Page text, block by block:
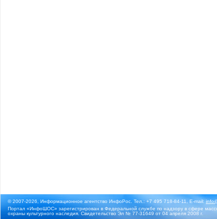
© 2007-2026, Информационное агентство ИнфоРос. Тел.: +7 495 718-84-11, E-mail:
Портал «ИнфоШОС» зарегистрирован в Федеральной службе по надзору в сфере
охраны культурного наследия. Свидетельство Эл № 77-31649 от 04 апреля 2008 г.